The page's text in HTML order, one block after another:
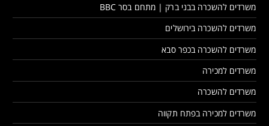
משרדים להשכרה בבני ברק | מתחם בסר BBC
משרדים להשכרה בירושלים
משרדים להשכרה בכפר סבא
משרדים למכירה
משרדים להשכרה
משרדים למכירה בפתח תקווה